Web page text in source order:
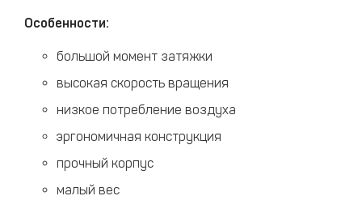
Особенности:
большой момент затяжки
высокая скорость вращения
низкое потребление воздуха
эргономичная конструкция
прочный корпус
малый вес